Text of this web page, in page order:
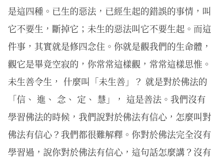
是這四種。已生的惡法，已經生起的錯誤的事情，叫
它不要生，斷掉它；未生的惡法叫它不要生起。而這
件事，其實就是修四念住。你就是觀我們的生命體，
觀它是畢竟空寂的，你常常這樣觀，常常這樣思惟。
未生善令生， 什麼叫「未生善」？ 就是對於佛法的
「信、 進、 念、 定、 慧」， 這是善法。我們沒有
學習佛法的時候，我們說對於佛法有信心，怎麼叫對
佛法有信心？我們都很難解釋。你對於佛法完全沒有
學習過，說你對於佛法有信心，這句話怎麼講？沒有